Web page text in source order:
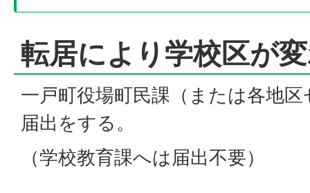
転居により学校区が
一戸町役場町民課（または各地
届出をする。
（学校教育課へは届出不要）